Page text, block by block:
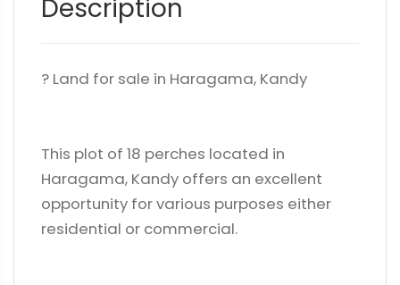
Description
?️ Land for sale in Haragama, Kandy
This plot of 18 perches located in
Haragama, Kandy offers an excellent
opportunity for various purposes either
residential or commercial.